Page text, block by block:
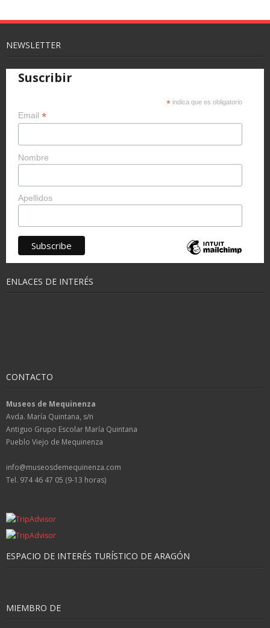
NEWSLETTER
Suscribir
* indica que es obligatorio
Email *
Nombre
Apellidos
ENLACES DE INTERÉS
CONTACTO
Museos de Mequinenza
Avda. María Quintana, s/n
Antiguo Grupo Escolar María Quintana
Pueblo Viejo de Mequinenza
info@museosdemequinenza.com
Tel. 974 46 47 05 (9-13 horas)
ESPACIO DE INTERÉS TURÍSTICO DE ARAGÓN
MIEMBRO DE